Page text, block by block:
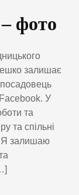
фото
залишає
Facebook. У
та
та спільні
Я залишаю